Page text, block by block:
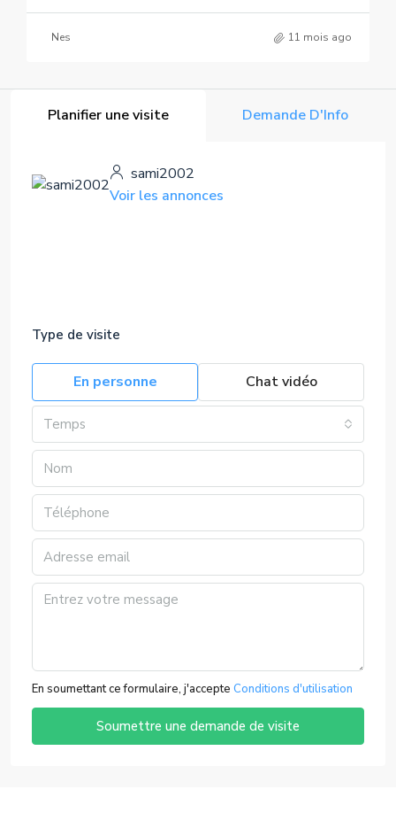
Nes 11 mois ago
Planifier une visite Demande D'Info
sami2002
Voir les annonces
Type de visite
En personne Chat vidéo
Temps
En soumettant ce formulaire, j'accepte Conditions d'utilisation
Soumettre une demande de visite